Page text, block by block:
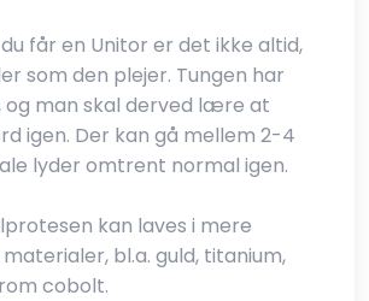
får en Unitor er det ikke altid,
som den plejer. Tungen har
og man skal derved lære at
igen. Der kan gå mellem 2-4
lyder omtrent normal igen.
kan laves i mere
bl.a. guld, titanium,
cobolt.